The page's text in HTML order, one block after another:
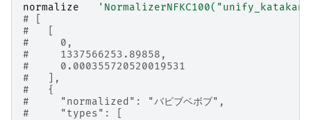
normalize
# [
#   [
#     0,
#     1337566253.89858,
#     0.000355720520019531
#   ],
#   {
#     "normalized": "バビブベボブ",
#     "types": [